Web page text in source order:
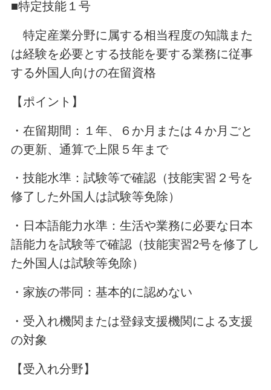
■特定技能１号
特定産業分野に属する相当程度の知識また
は経験を必要とする技能を要する業務に従事
する外国人向けの在留資格
【ポイント】
・在留期間：１年、６か月または４か月ごと
の更新、通算で上限５年まで
・技能水準：試験等で確認（技能実習２号を
修了した外国人は試験等免除）
・日本語能力水準：生活や業務に必要な日本
語能力を試験等で確認（技能実習2号を修了し
た外国人は試験等免除）
・家族の帯同：基本的に認めない
・受入れ機関または登録支援機関による支援
の対象
【受入れ分野】